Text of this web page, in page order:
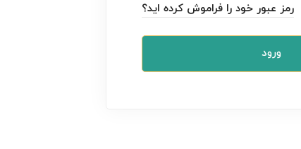
رمز عبور خود را فراموش کرده اید؟
ورود